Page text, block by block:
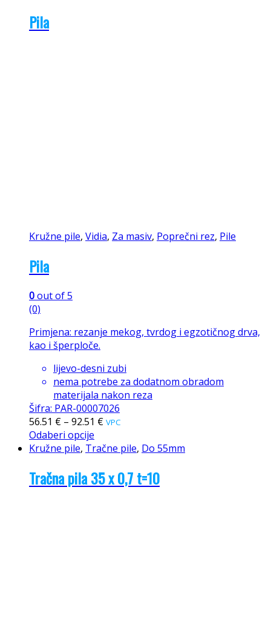
Pila
Kružne pile, Vidia, Za masiv, Poprečni rez, Pile
Pila
0out of 5
(0)
Primjena: rezanje mekog, tvrdog i egzotičnog drva,
kao i šperploče.
lijevo-desni zubi
nema potrebe za dodatnom obradom
materijala nakon reza
Šifra: PAR-00007026
56.51 € – 92.51 € VPC
Odaberi opcije
Kružne pile, Tračne pile, Do 55mm
Tračna pila 35 x 0,7 t=10